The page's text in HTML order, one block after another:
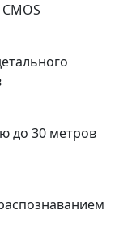
до 30 метров